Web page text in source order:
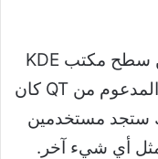
هو أحدث إصدار من سطح مكتب KDE
الموقر. مثل GNOME ، فإن KDE المدعوم من QT كان
ستجد مستخدمين
أي شيء آخر.